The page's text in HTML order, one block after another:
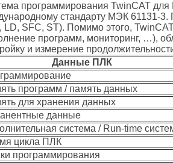
программирования TwinCAT для
стандарту МЭК 61131-
LD, SFC, ST). Помимо этого,
программ, мониторинг, …),
и измерение
Данные ПЛК
программ / память данных
для хранения данных
данные
система / Run-time
цикла ПЛК
программирования